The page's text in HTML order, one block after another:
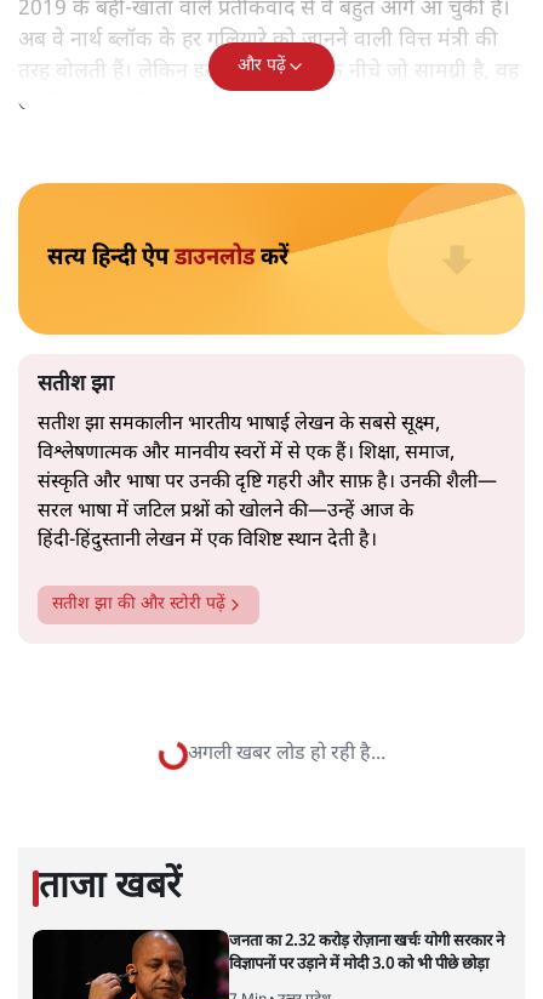
लेकिन उसके बाद जो आया, उसने साफ़ दिखा दिया कि बिना
नएपन के सिर्फ़ सहनशक्ति कितनी दूर तक ले जा सकती है।
कंठस्थ कर चुका हो। नारे वही पुराने—“विकसित भारत”, “ऑरेंज
इकोनॉमी”, “उत्पादकता”, “लचीलापन”—सब कुछ एक अनुभवी
नेता की सहजता से पिरोया गया।
2019 के बही‑खाता वाले प्रतीकवाद से वे बहुत आगे आ चुकी हैं।
अब वे नार्थ ब्लॉक के हर गलियारे को जानने वाली वित्त मंत्री की
तरह बोलती हैं। लेकिन इस आत्मविश्वास के नीचे जो सामग्री है, वह
उतनी ही अनुमानित और दोहराव भरी।
सत्य हिन्दी ऐपडाउनलोडकरें
विश्लेषणात्मक और मानवीय स्वरों में से एक हैं। शिक्षा, समाज,